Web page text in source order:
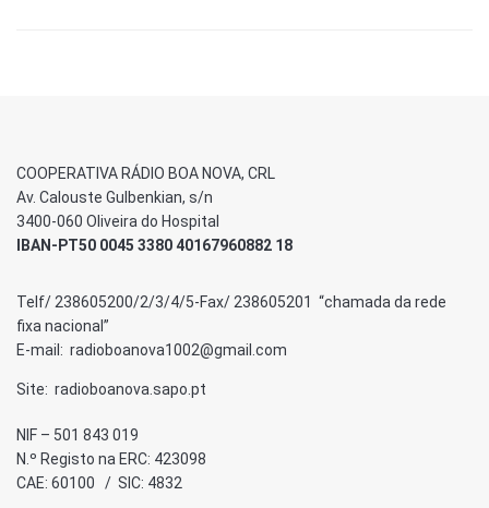
COOPERATIVA RÁDIO BOA NOVA, CRL
Av. Calouste Gulbenkian, s/n
3400-060 Oliveira do Hospital
IBAN-PT50 0045 3380 40167960882 18
Telf/ 238605200/2/3/4/5-Fax/ 238605201 “chamada da rede
fixa nacional”
E-mail: radioboanova1002@gmail.com
Site: radioboanova.sapo.pt
NIF – 501 843 019
N.º Registo na ERC: 423098
CAE: 60100 / SIC: 4832